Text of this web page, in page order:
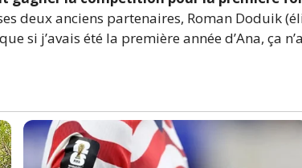
deux anciens partenaires, Roman Doduik
si j’avais été la première année d’Ana, ça